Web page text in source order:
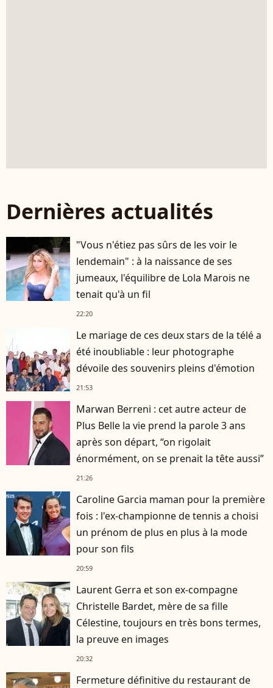
Dernières actualités
"Vous n'étiez pas sûrs de les voir le
lendemain" : à la naissance de ses
jumeaux, l'équilibre de Lola Marois ne
tenait qu'à un fil
22:20
Le mariage de ces deux stars de la télé a
été inoubliable : leur photographe
dévoile des souvenirs pleins d'émotion
21:53
Marwan Berreni : cet autre acteur de
Plus Belle la vie prend la parole 3 ans
après son départ, “on rigolait
énormément, on se prenait la tête aussi”
21:26
Caroline Garcia maman pour la première
fois : l'ex-championne de tennis a choisi
un prénom de plus en plus à la mode
pour son fils
20:59
Laurent Gerra et son ex-compagne
Christelle Bardet, mère de sa fille
Célestine, toujours en très bons termes,
la preuve en images
20:32
Fermeture définitive du restaurant de